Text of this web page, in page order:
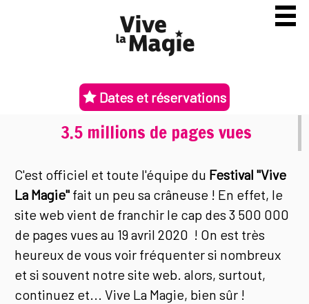
Dates et réservations
3.5 millions de pages vues
C'est officiel et toute l'équipe du Festival "Vive
La Magie" fait un peu sa crâneuse ! En effet, le
site web vient de franchir le cap des 3 500 000
de pages vues au 19 avril 2020 ! On est très
heureux de vous voir fréquenter si nombreux
et si souvent notre site web. alors, surtout,
continuez et... Vive La Magie, bien sûr !